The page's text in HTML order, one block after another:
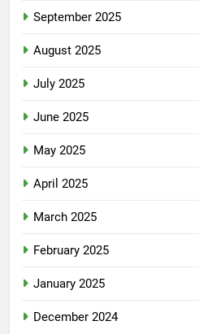
September 2025
August 2025
July 2025
June 2025
May 2025
April 2025
March 2025
February 2025
January 2025
December 2024